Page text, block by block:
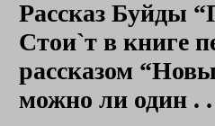
Рассказ Буйды
Стои`т в книге
рассказом
можно ли один .